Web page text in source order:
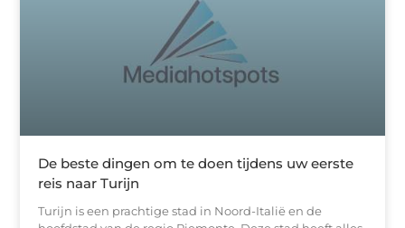
De beste dingen om te doen tijdens uw eerste
reis naar Turijn
Turijn is een prachtige stad in Noord-Italië en de